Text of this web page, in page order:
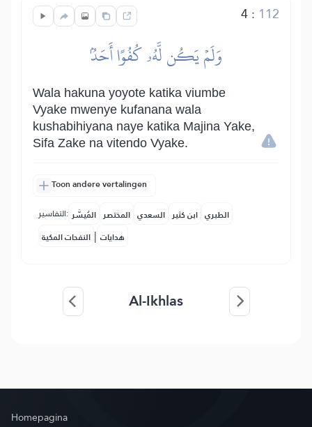
4: 112
وَلَمۡ يَكُن لَّهُۥ كُفُوًا أَحَدُۢ
Wala hakuna yoyote katika viumbe
Vyake mwenye kufanana wala
kushabihiyana naye katika Majina Yake,
Sifa Zake na vitendo Vyake.
Toon andere vertalingen
التفاسير: المُيسَّر المختصر السعدي ابن كثير الطبري
النفحات المكية | هدايات
Al-Ikhlas
Homepagina